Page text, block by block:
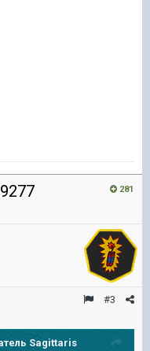
281
#3
Sagittaris